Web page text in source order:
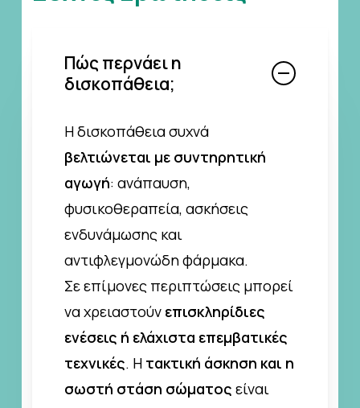
Πώς περνάει η
δισκοπάθεια;
Η δισκοπάθεια συχνά
βελτιώνεται με συντηρητική
αγωγή: ανάπαυση,
φυσικοθεραπεία, ασκήσεις
ενδυνάμωσης και
αντιφλεγμονώδη φάρμακα.
Σε επίμονες περιπτώσεις μπορεί
να χρειαστούν επισκληρίδιες
ενέσεις ή ελάχιστα επεμβατικές
τεχνικές. Η τακτική άσκηση και η
σωστή στάση σώματος είναι